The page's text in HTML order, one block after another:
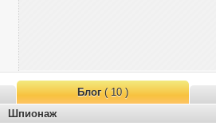
Блог( 10 )
Шпионаж